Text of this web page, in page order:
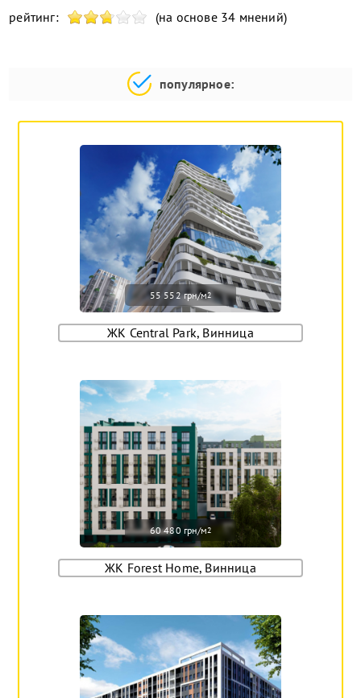
рейтинг: (на основе 34 мнений)
популярное:
55 552 грн/м2
ЖК Central Park, Винница
60 480 грн/м2
ЖК Forest Home, Винница